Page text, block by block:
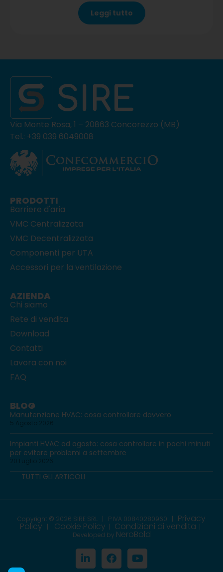
Leggi tutto
Via Monte Rosa, 1 – 20863 Concorezzo (MB)
Tel.: +39 039 6049008
PRODOTTI
Barriere d'aria
VMC Centralizzata
VMC Decentralizzata
Componenti per UTA
Accessori per la ventilazione
AZIENDA
Chi siamo
Rete di vendita
Download
Contatti
Lavora con noi
FAQ
BLOG
Manutenzione HVAC: cosa controllare davvero
Impianti HVAC ad agosto: cosa controllare in pochi minuti
per evitare problemi a settembre
TUTTI GLI ARTICOLI
Copyright © 2026 SIRE SRL | P.IVA 00840280960 Privacy
Policy Cookie Policy Condizioni di vendita
Developed by NeroBold